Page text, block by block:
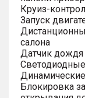
Круиз-
Запуск
салона
Датчик дождя
Блокировка